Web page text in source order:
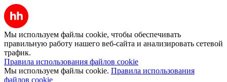
Мы используем файлы cookie, чтобы обеспечивать
правильную работу нашего веб-сайта и анализировать сетевой
трафик.
Правила использования файлов cookie
Мы используем файлы cookie. Правила использования
файлов cookie